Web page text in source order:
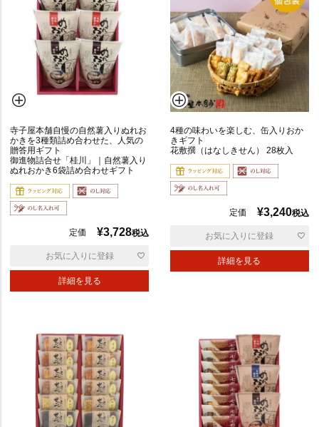
寺子屋本舗自慢の自然薯入りぬれお
かきを3種類詰め合わせた、人気の
贈答用ギフト
御進物詰合せ「桂川」｜自然薯入り
ぬれおかき6袋詰め合わせギフト
定価 ¥3,728税込
詳細を見る
お気に入りに登録
4種の味わいを楽しむ、缶入りおか
きギフト
花敷撰（はなしきせん） 28枚入
定価 ¥3,240税込
詳細を見る
お気に入りに登録